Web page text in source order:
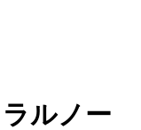
ルノー